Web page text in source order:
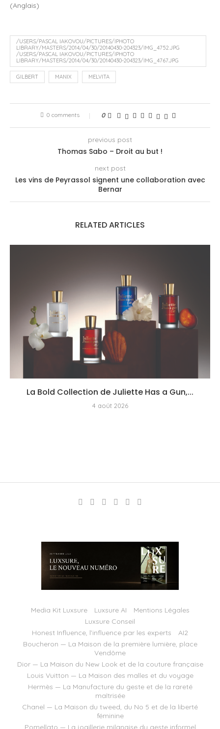
(Anglais)
/USERS/PASCAL IAKOVOU/PICTURES/IPHOTO
LIBRARY/MASTERS/2014/04/30/20140430-204323/IMG_4752.JPG
/USERS/PASCAL IAKOVOU/PICTURES/IPHOTO
LIBRARY/MASTERS/2014/04/30/20140430-204323/IMG_4767.JPG
GILBERT MANIX MELVITA
0 comments 0
previous post
Thomas Sabo – Droit au but !
next post
Les vins de Peyrassol signent une collaboration avec
Bernar
RELATED ARTICLES
La Bold Collection de Juliette Has a Gun,...
4 août 2026
Media Kit Luxsure Luxsure AI
Mentions Légales
Luxsure Conseil
Honest Influence, l’influence par les experts
AI2
Boucheron — La Maison de la première lumière, place
Vendôme
Dior — La Maison du New Look et de la couture française
Louis Vuitton — La Maison des malles et du voyage
Hermès — La Manufacture du geste et de la rareté
maîtrisée
Chanel — La Maison du tweed, du No 5 et de la liberté
féminine
Pomellato — La joaillerie milanaise du geste informel